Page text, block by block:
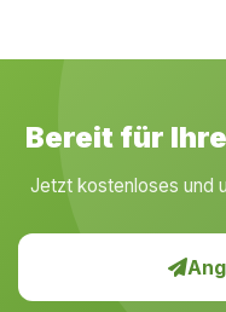
Bereit für
Jetzt kostenloses und